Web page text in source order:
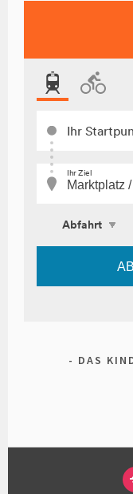
DAS